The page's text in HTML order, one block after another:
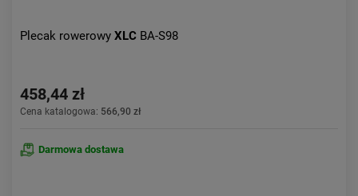
Plecak rowerowy XLC BA-S98
458,44 zł
Cena katalogowa: 566,90 zł
Darmowa dostawa